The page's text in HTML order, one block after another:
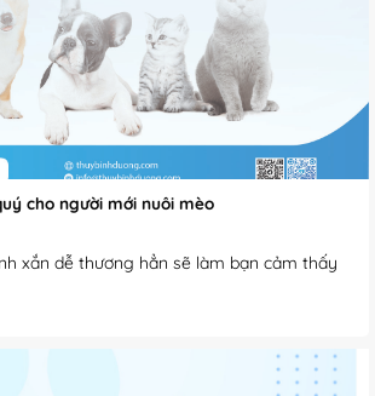
cho người mới nuôi mèo
xắn dễ thương hẳn sẽ làm bạn cảm thấy